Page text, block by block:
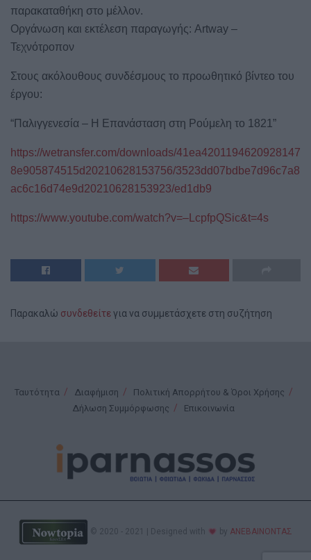
παρακαταθήκη στο μέλλον.
Οργάνωση και εκτέλεση παραγωγής: Artway –
Τεχνότροπον
Στους ακόλουθους συνδέσμους το προωθητικό βίντεο του
έργου:
“Παλιγγενεσία – Η Επανάσταση στη Ρούμελη το 1821”
https://wetransfer.com/downloads/41ea4201194620928147
8e905874515d20210628153756/3523dd07bdbe7d96c7a8
ac6c16d74e9d20210628153923/ed1db9
https://www.youtube.com/watch?v=–LcpfpQSic&t=4s
Παρακαλώ συνδεθείτεγια να συμμετάσχετε στη συζήτηση
Ταυτότητα Διαφήμιση
Πολιτική Απορρήτου & Όροι Χρήσης
Δήλωση Συμμόρφωσης
Επικοινωνία
© 2020 - 2021 | Designed with by ΑΝΕΒΑΙΝΟΝΤΑΣ